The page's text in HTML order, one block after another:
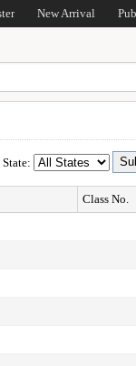
New Arrival
State:
Class No.